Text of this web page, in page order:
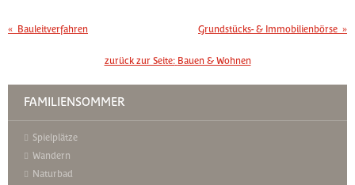
« Bauleitverfahren Grundstücks- & Immobilienbörse »
zurück zur Seite: Bauen & Wohnen
FAMILIENSOMMER
Spielplätze
Wandern
Naturbad